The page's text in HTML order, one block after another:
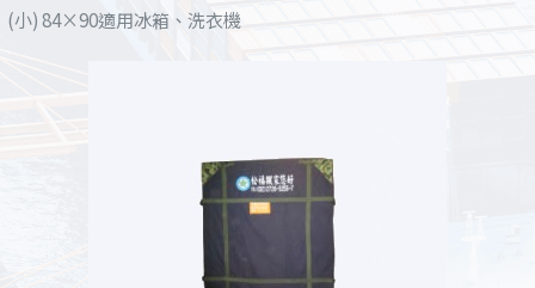
(小) 84×90適用冰箱、洗衣機